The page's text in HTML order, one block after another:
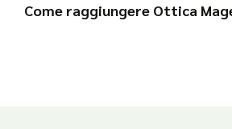
Come raggiungere Ottica